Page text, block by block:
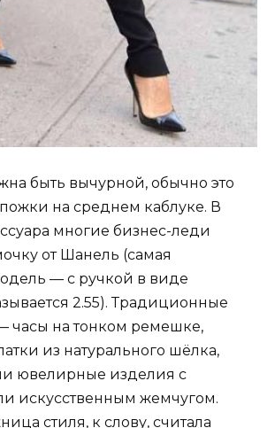
быть вычурной, обычно это
на среднем каблуке. В
многие бизнес-леди
от Шанель (самая
— с ручкой в виде
2.55). Традиционные
часы на тонком ремешке,
из натурального шёлка,
ювелирные изделия с
искусственным жемчугом.
стиля, к слову, считала